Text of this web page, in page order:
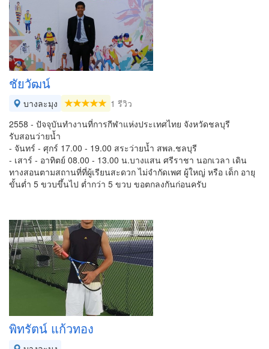
ชัยวัฒน์
บางละมุง
1 รีวิว
2558 - ปัจจุบันทำงานที่การกีฬาแห่งประเทศไทย จังหวัดชลบุรี
รับสอนว่ายน้ำ
- จันทร์ - ศุกร์ 17.00 - 19.00 สระว่ายน้ำ สพล.ชลบุรี
- เสาร์ - อาทิตย์ 08.00 - 13.00 น.บางแสน ศรีราชา นอกเวลา เดิน
ทางสอนตามสถานที่ที่ผู้เรียนสะดวก ไม่จำกัดเพศ ผู้ใหญ่ หรือ เด็ก อายุ
ขั้นต่ำ 5 ขวบขึ้นไป ต่ำกว่า 5 ขวบ ขอตกลงกันก่อนครับ
พิทรัตน์ แก้วทอง